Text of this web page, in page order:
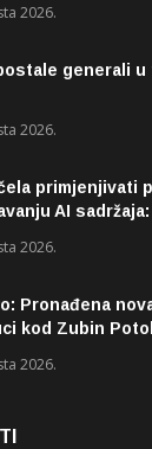
2026.
generali
2026.
primjenjivati
AI
2026.
Pronađena
kod Zubin
2026.